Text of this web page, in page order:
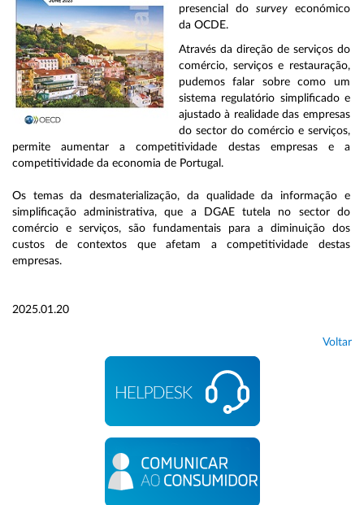
presencial do surveyeconómico
da OCDE.
Através da direção de serviços do
comércio, serviços e restauração,
pudemos falar sobre como um
sistema regulatório simplificado e
ajustado à realidade das empresas
do sector do comércio e serviços,
permite aumentar a competitividade destas empresas e a
competitividade da economia de Portugal.
Os temas da desmaterialização, da qualidade da informação e
simplificação administrativa, que a DGAE tutela no sector do
comércio e serviços, são fundamentais para a diminuição dos
custos de contextos que afetam a competitividade destas
empresas.
2025.01.20
Voltar